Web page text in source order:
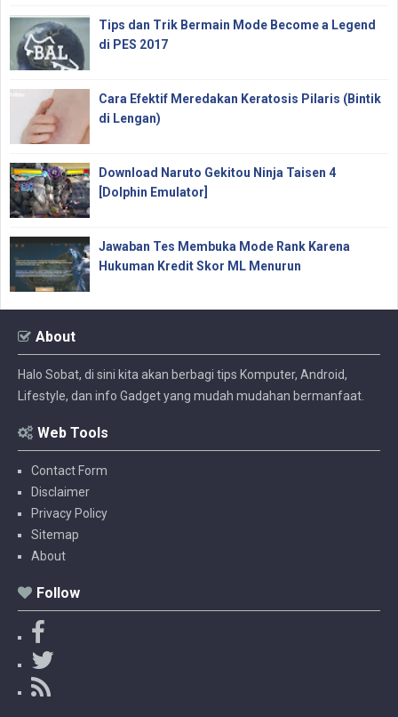
Tips dan Trik Bermain Mode Become a Legend
di PES 2017
Cara Efektif Meredakan Keratosis Pilaris (Bintik
di Lengan)
Download Naruto Gekitou Ninja Taisen 4
[Dolphin Emulator]
Jawaban Tes Membuka Mode Rank Karena
Hukuman Kredit Skor ML Menurun
About
Halo Sobat, di sini kita akan berbagi tips Komputer, Android,
Lifestyle, dan info Gadget yang mudah mudahan bermanfaat.
Web Tools
Contact Form
Disclaimer
Privacy Policy
Sitemap
About
Follow
a
c
e